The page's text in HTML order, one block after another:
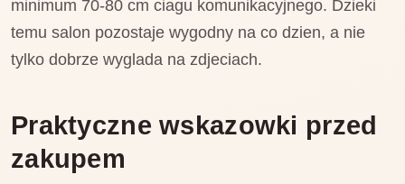
minimum 70-80 cm ciagu komunikacyjnego. Dzieki
temu salon pozostaje wygodny na co dzien, a nie
tylko dobrze wyglada na zdjeciach.
Praktyczne wskazowki przed
zakupem